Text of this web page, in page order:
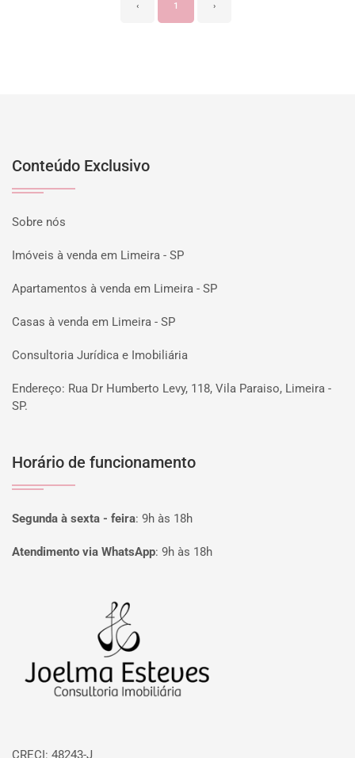
‹ 1 ›
Conteúdo Exclusivo
Sobre nós
Imóveis à venda em Limeira - SP
Apartamentos à venda em Limeira - SP
Casas à venda em Limeira - SP
Consultoria Jurídica e Imobiliária
Endereço: Rua Dr Humberto Levy, 118, Vila Paraiso, Limeira -
SP.
Horário de funcionamento
Segunda à sexta - feira: 9h às 18h
Atendimento via WhatsApp: 9h às 18h
CRECI: 48243-J